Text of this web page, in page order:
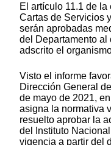
El artículo 11.1 de
Cartas de Servicios
serán aprobadas
del Departamento al
adscrito el
Visto el informe
Dirección General
de mayo de 2021,
asigna la normativa
resuelto aprobar la
del Instituto
vigencia a partir del